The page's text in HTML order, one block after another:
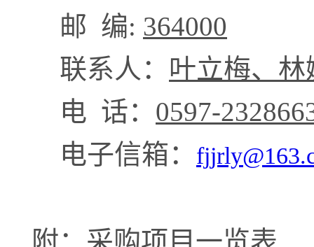
邮 编: 364000
联系人： 叶立梅、林
电 话： 0597-
电子信箱：
fjjrly